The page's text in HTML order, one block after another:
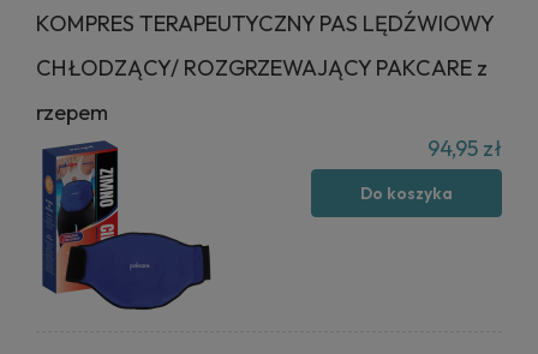
KOMPRES TERAPEUTYCZNY PAS LĘDŹWIOWY
CHŁODZĄCY/ ROZGRZEWAJĄCY PAKCARE z
rzepem
94,95 zł
Do koszyka